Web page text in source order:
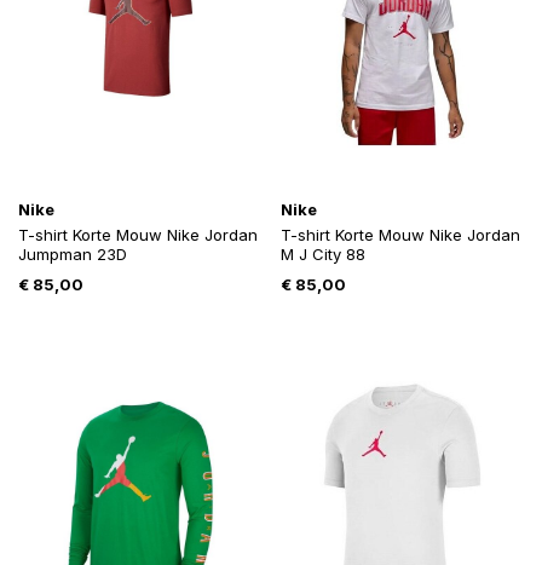
Nike
T-shirt Korte Mouw Nike Jordan
Jumpman 23D
€ 85,00
Nike
T-shirt Korte Mouw Nike Jordan
M J City 88
€85,00